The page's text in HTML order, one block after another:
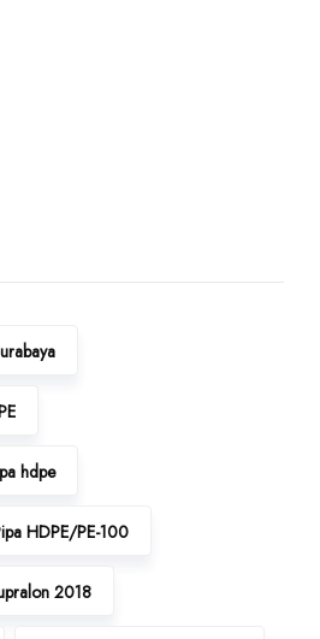
hdpe
HDPE/PE-100
2018